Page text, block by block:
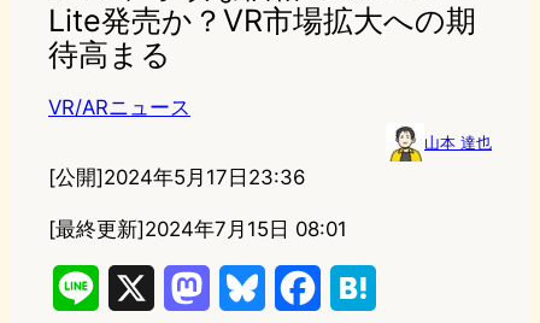
Lite発売か？VR市場拡大への期
待高まる
VR/ARニュース
山本 達也
[公開]2024年5月17日23:36
[最終更新]2024年7月15日 08:01